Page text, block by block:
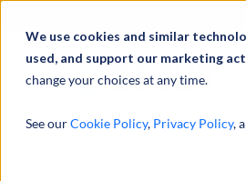
We use cookies and similar
used, and support our marketing
change your choices at any time.
See ourCookie Policy, Privacy Policy,